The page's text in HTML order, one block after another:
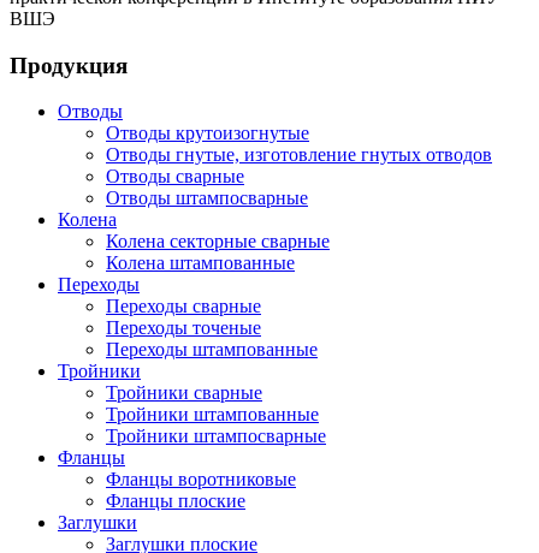
ВШЭ
Продукция
Отводы
Отводы крутоизогнутые
Отводы гнутые, изготовление гнутых отводов
Отводы сварные
Отводы штампосварные
Колена
Колена секторные сварные
Колена штампованные
Переходы
Переходы сварные
Переходы точеные
Переходы штампованные
Тройники
Тройники сварные
Тройники штампованные
Тройники штампосварные
Фланцы
Фланцы воротниковые
Фланцы плоские
Заглушки
Заглушки плоские